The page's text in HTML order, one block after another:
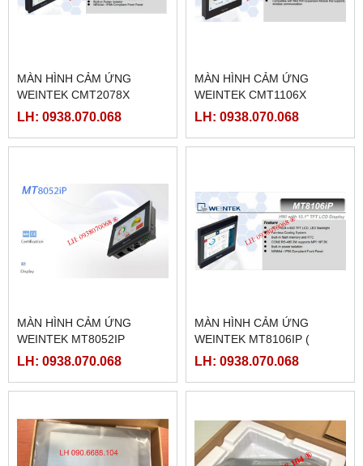
MÀN HÌNH CẢM ỨNG
WEINTEK CMT2078X
LH: 0938.070.068
MÀN HÌNH CẢM ỨNG
WEINTEK CMT1106X
LH: 0938.070.068
MÀN HÌNH CẢM ỨNG
WEINTEK MT8052IP
LH: 0938.070.068
MÀN HÌNH CẢM ỨNG
WEINTEK MT8106IP (
MT8106IQ)
LH: 0938.070.068